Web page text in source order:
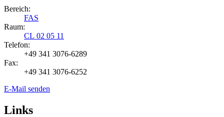
Bereich:
FAS
Raum:
CL 02 05 11
Telefon:
+49 341 3076-6289
Fax:
+49 341 3076-6252
E-Mail senden
Links